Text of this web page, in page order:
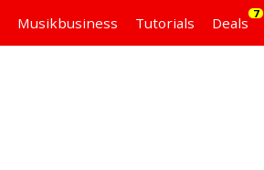
Musikbusiness Tutorials Deals
7